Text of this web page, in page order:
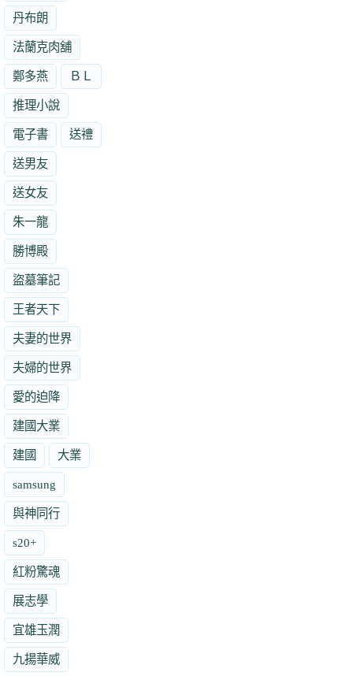
丹布朗
法蘭克肉舖
鄭多燕 ＢＬ
推理小說
電子書 送禮
送男友
送女友
朱一龍
勝博殿
盜墓筆記
王者天下
夫妻的世界
夫婦的世界
愛的迫降
建國大業
建國 大業
samsung
與神同行
s20+
紅粉驚魂
展志學
宜雄玉潤
九揚華威